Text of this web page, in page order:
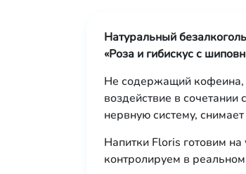
Натуральный
«Роза и гибискус с
Не содержащий
воздействие в
нервную систему,
Напитки Floris готовим
контролируем в